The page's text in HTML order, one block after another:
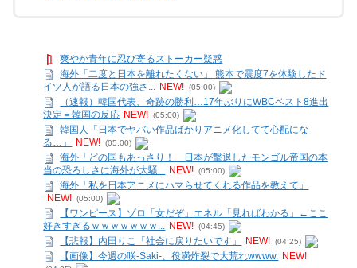
爽やか青年に忍び寄るストーカー疑惑
海外「二度と日本を離れたくない」 熊本で震度7を体験したド
イツ人が語る日本の強さ... NEW! (05:00)
（速報）韓国代表、奇跡の勝利…17年ぶりにWBCベスト8進出
決定＝韓国の反応 NEW! (05:00)
韓国人「日本でヤバい作品ばかりアニメ化してて心配にな
る…」
NEW! (05:00)
海外「どの国もあっさり！」日本が撃退したモンゴル帝国の本
当の恐ろしさに海外が大騒... NEW! (05:00)
海外「私を日本アニメにハマらせてくれる作品を教えて」
NEW! (05:00)
【ワンピース】ゾロ「女だぞ」エネル「見ればわかる」←ここ
好きすぎるｗｗｗｗｗｗｗ... NEW! (04:45)
【悲報】内田りこ「社会に戻りたいです」 NEW! (04:25)
【画像】今週の咲-Saki-、役満炸裂で大荒れwwww. NEW!